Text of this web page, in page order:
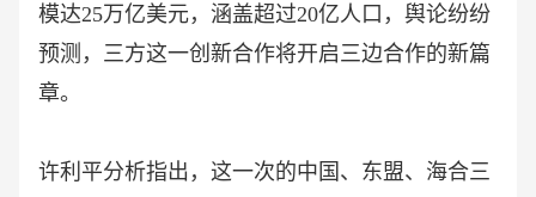
模达25万亿美元，涵盖超过20亿人口，舆论纷纷
预测，三方这一创新合作将开启三边合作的新篇
章。
许利平分析指出，这一次的中国、东盟、海合三